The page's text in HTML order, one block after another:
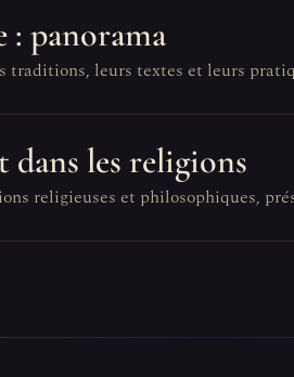
: panorama
traditions, leurs textes et leurs
dans les religions
religieuses et philosophiques,